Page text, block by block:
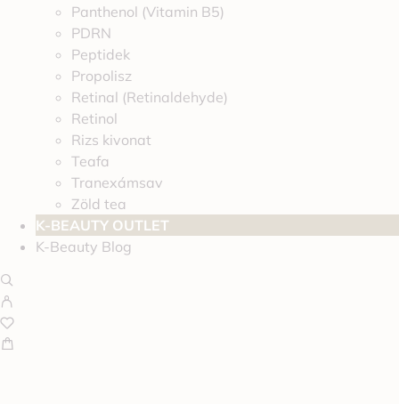
Panthenol (Vitamin B5)
PDRN
Peptidek
Propolisz
Retinal (Retinaldehyde)
Retinol
Rizs kivonat
Teafa
Tranexámsav
Zöld tea
K-BEAUTY OUTLET
K-Beauty Blog